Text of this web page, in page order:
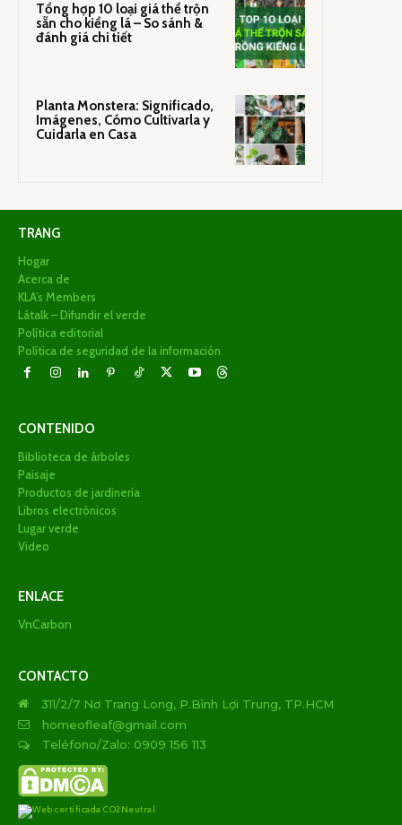
Tổng hợp 10 loại giá thể trộn
sẵn cho kiểng lá – So sánh &
đánh giá chi tiết
Planta Monstera: Significado,
Imágenes, Cómo Cultivarla y
Cuidarla en Casa
TRANG
Hogar
Acerca de
KLA’s Members
Látalk – Difundir el verde
Política editorial
Política de seguridad de la información
CONTENIDO
Biblioteca de árboles
Paisaje
Productos de jardinería
Libros electrónicos
Lugar verde
Video
ENLACE
VnCarbon
CONTACTO
311/2/7 Nơ Trang Long, P.Bình Lợi Trung, TP.HCM
homeofleaf@gmail.com
Teléfono/Zalo: 0909 156 113